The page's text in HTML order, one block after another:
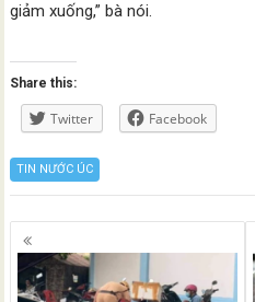
giảm xuống,” bà nói.
Share this:
Twitter Facebook
TIN NƯỚC ÚC
Posts
navigation